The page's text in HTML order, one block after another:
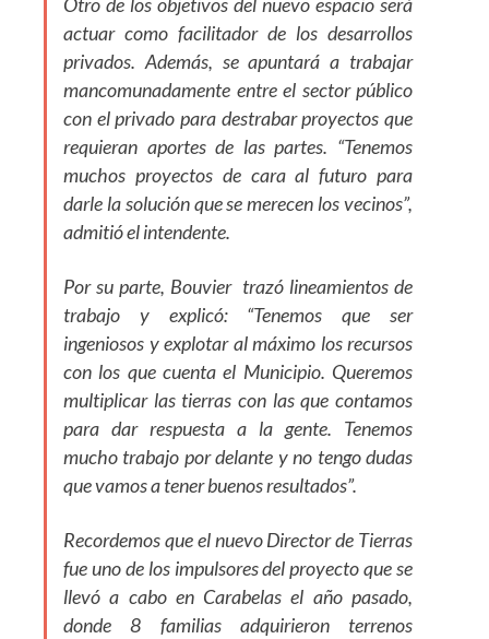
actuar como facilitador de los desarrollos
privados. Además, se apuntará a trabajar
mancomunadamente entre el sector público
con el privado para destrabar proyectos que
requieran aportes de las partes. “Tenemos
muchos proyectos de cara al futuro para
darle la solución que se merecen los vecinos”,
admitió el intendente.
Por su parte, Bouvier trazó lineamientos de
trabajo y explicó: “Tenemos que ser
ingeniosos y explotar al máximo los recursos
con los que cuenta el Municipio. Queremos
multiplicar las tierras con las que contamos
para dar respuesta a la gente. Tenemos
mucho trabajo por delante y no tengo dudas
que vamos a tener buenos resultados”.
Recordemos que el nuevo Director de Tierras
fue uno de los impulsores del proyecto que se
llevó a cabo en Carabelas el año pasado,
donde 8 familias adquirieron terrenos